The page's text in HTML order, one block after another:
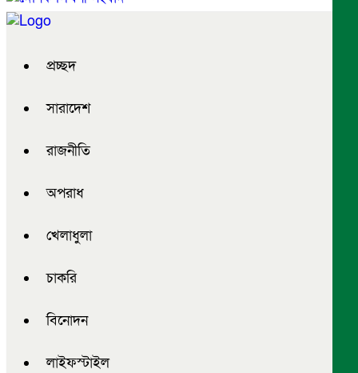
প্রচ্ছদ
সারাদেশ
রাজনীতি
অপরাধ
খেলাধুলা
চাকরি
বিনোদন
লাইফস্টাইল